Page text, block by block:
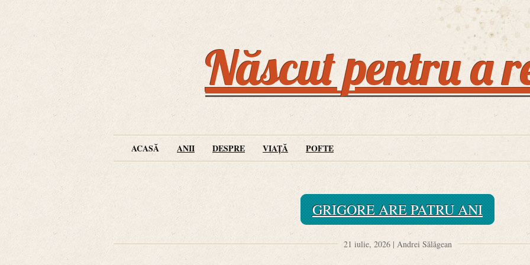
Născut pentru a
ACASĂ ANII DESPRE VIAȚĂ POFTE
GRIGORE ARE PATRU ANI
21 iulie, 2026 | Andrei Sălăgean